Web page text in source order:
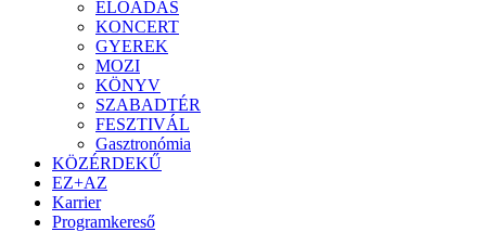
ELŐADÁS
KONCERT
GYEREK
MOZI
KÖNYV
SZABADTÉR
FESZTIVÁL
Gasztronómia
KÖZÉRDEKŰ
EZ+AZ
Karrier
Programkereső